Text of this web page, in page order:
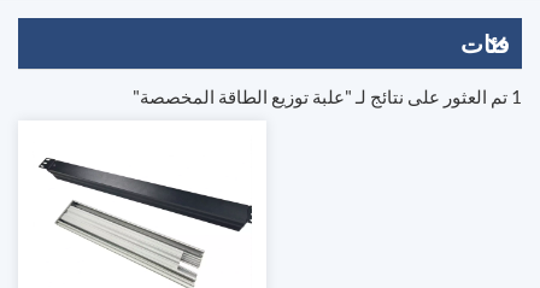
فئات
1 تم العثور على نتائج لـ "علبة توزيع الطاقة المخصصة"